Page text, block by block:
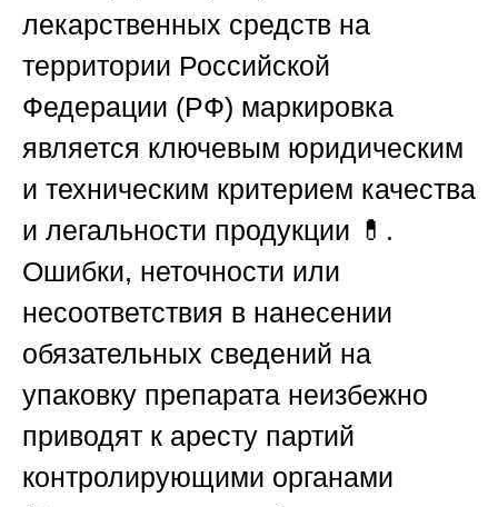
лекарственных средств на
территории Российской
Федерации (РФ) маркировка
является ключевым юридическим
и техническим критерием качества
и легальности продукции 💊.
Ошибки, неточности или
несоответствия в нанесении
обязательных сведений на
упаковку препарата неизбежно
приводят к аресту партий
контролирующими органами